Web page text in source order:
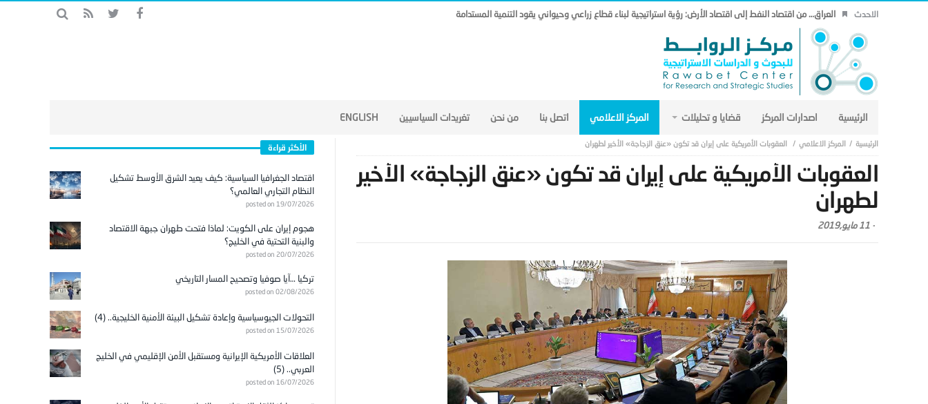
الاحدث العراق… من اقتصاد النفط إلى اقتصاد الأرض: رؤية استراتيجية لبناء قطاع زراعي وحيواني يقود التنمية المستدامة
الرئيسية اصدارات المركز قضايا و تحليلات المركز الاعلامي اتصل بنا من نحن تغريدات السياسيين ENGLISH
المركز الاعلامي العقوبات الأمريكية على إيران قد تكون «عنق الزجاجة» الأخير لطهران
العقوبات الأمريكية على إيران قد تكون «عنق الزجاجة» الأخير
لطهران
- 11 مايو,2019
الأكثر قراءة
اقتصاد الجغرافيا السياسية: كيف يعيد الشرق الأوسط تشكيل
النظام التجاري العالمي؟
posted on 19/07/2026
هجوم إيران على الكويت: لماذا فتحت طهران جبهة الاقتصاد
والبنية التحتية في الخليج؟
posted on 20/07/2026
تركيا …آيا صوفيا وتصحيح المسار التاريخي
posted on 02/08/2026
التحولات الجيوسياسية وإعادة تشكيل البيئة الأمنية الخليجية.. (4)
posted on 15/07/2026
العلاقات الأمريكية الإيرانية ومستقبل الأمن الإقليمي في الخليج
العربي.. (5)
posted on 16/07/2026